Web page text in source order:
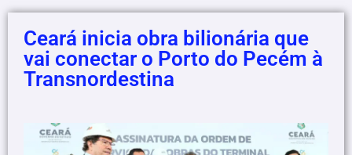
Ceará inicia obra bilionária que
vai conectar o Porto do Pecém à
Transnordestina